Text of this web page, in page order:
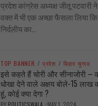
प्रदेश कांग्रेस अध्यक्ष जीतू पटवारी
वक्त में भी एक अच्छा फैसला लिया
निर्दलीय का...
TOP BANNER / प्रदेश / बिहार चुनाव
इसे कहते हैं चोरी और सीनाजोरी –
धोखा देने वाले अक्षय बोले-15 लाख
हूं, कोई क्या देगा ?